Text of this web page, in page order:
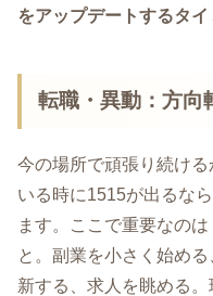
をアップデートするタイ
転職・異動：方向
今の場所で頑張り続け
いる時に1515が出るな
ます。ここで重要なの
と。副業を小さく始め
新する、求人を眺める